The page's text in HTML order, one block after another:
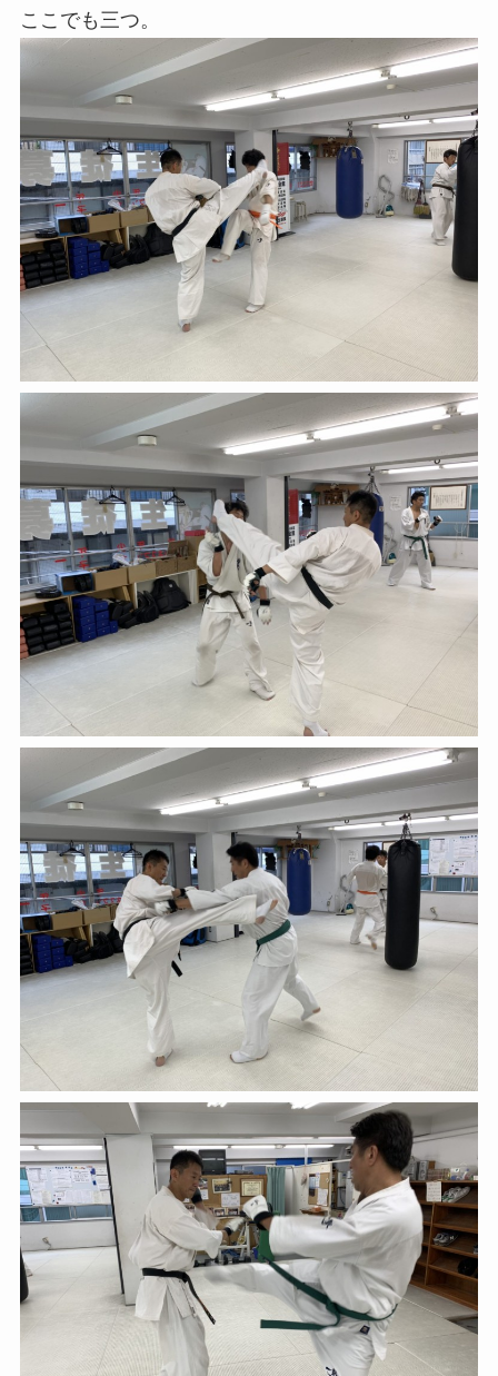
ここでも三つ。